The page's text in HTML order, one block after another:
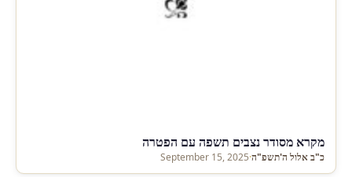
מקרא מסודר נצבים תשפה עם הפטרה
כ"ב אלול ה'תשפ"ה·
September 15, 2025